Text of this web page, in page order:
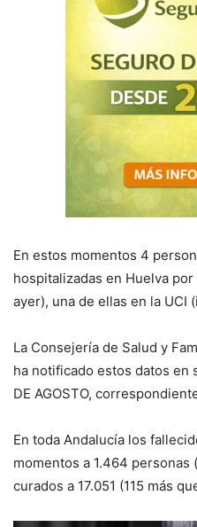
En estos momentos 4
hospitalizadas en Huelva
ayer), una de ellas en la UCI
La Consejería de Salud y
ha notificado estos datos en
DE AGOSTO,
En toda Andalucía los
momentos a 1.464 personas
curados a 17.051 (115 más